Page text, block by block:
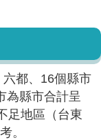
都、16個縣市
為縣市合計呈
足地區（台東
。